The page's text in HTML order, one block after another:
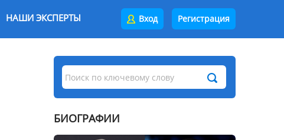
НАШИ ЭКСПЕРТЫ Вход Регистрация
БИОГРАФИИ